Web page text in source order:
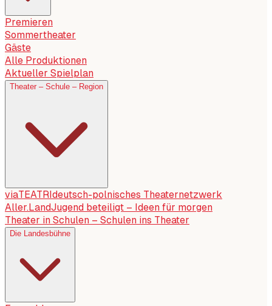
Premieren
Sommertheater
Gäste
Alle Produktionen
Aktueller Spielplan
Theater – Schule – Region
viaTEATRI deutsch-polnisches Theaternetzwerk
Aller.LandJugend beteiligt – Ideen für morgen
Theater in Schulen – Schulen ins Theater
Die Landesbühne